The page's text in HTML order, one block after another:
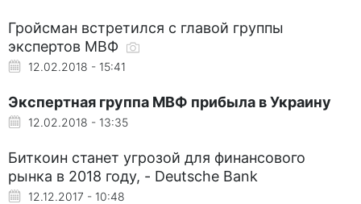
Гройсман встретился с главой группы
экспертов МВФ
12.02.2018 - 15:41
Экспертная группа МВФ прибыла в Украину
12.02.2018 - 13:35
Биткоин станет угрозой для финансового
рынка в 2018 году, - Deutsche Bank
12.12.2017 - 10:48